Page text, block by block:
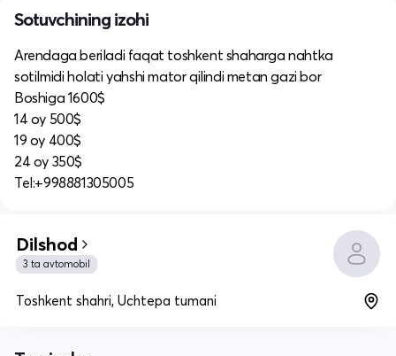
Sotuvchining izohi
Arendaga beriladi faqat toshkent shaharga nahtka
sotilmidi holati yahshi mator qilindi metan gazi bor
Boshiga 1600$
14 oy 500$
19 oy 400$
24 oy 350$
Tel:+998881305005
Dilshod
3 ta avtomobil
Toshkent shahri, Uchtepa tumani